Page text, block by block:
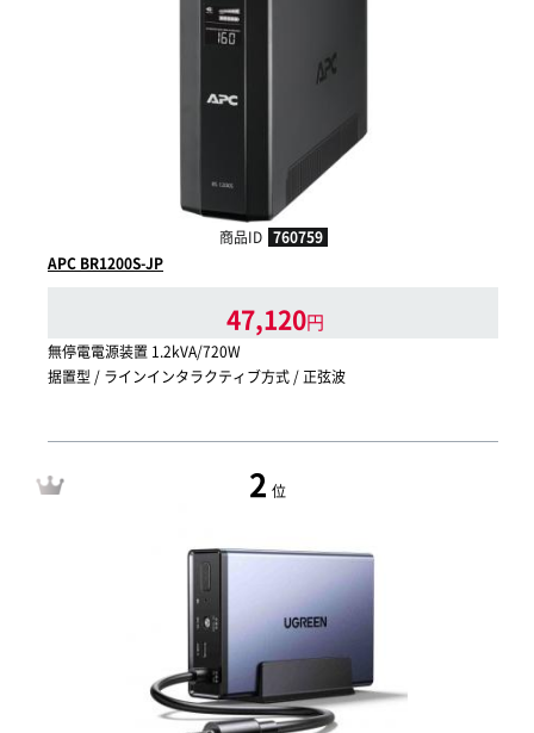
商品ID 760759
APC BR1200S-JP
47,120円
無停電電源装置 1.2kVA/720W
据置型 / ラインインタラクティブ方式 / 正弦波
2 位